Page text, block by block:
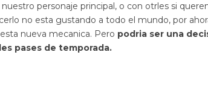
personaje principal, o con otrles si
no esta gustando a todo el mundo, por
nueva mecanica. Pero podria ser una
pases de temporada.